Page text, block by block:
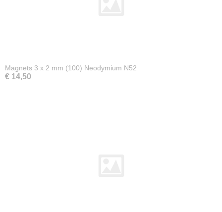
Magnets 3 x 2 mm (100) Neodymium N52
€ 14,50